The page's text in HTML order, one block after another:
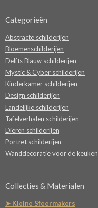
Categorieën
Abstracte schilderijen
Bloemenschilderijen
Delfts Blauw schilderijen
Mystic & Cyber schilderijen
Kinderkamer schilderijen
Design schilderijen
Landelijke schilderijen
Tafelverhalen schilderijen
Dieren schilderijen
Portret schilderijen
Wanddecoratie voor de keuken
Collecties & Materialen
➤ Kleine Sfeermakers